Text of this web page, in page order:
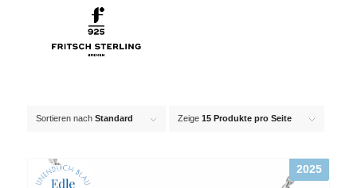
Sortieren nach Standard Zeige 15 Produkte pro Seite
2025